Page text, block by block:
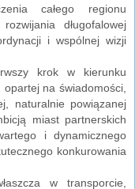
całego regionu
długofalowej
i wspólnej wizji
krok w kierunku
opartej na świadomości,
naturalnie powiązanej
miast partnerskich
i dynamicznego
konkurowania
w transporcie,